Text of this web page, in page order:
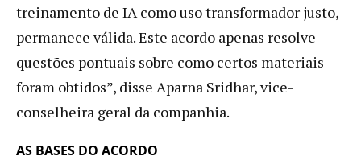
treinamento de IA como uso transformador justo,
permanece válida. Este acordo apenas resolve
questões pontuais sobre como certos materiais
foram obtidos”, disse Aparna Sridhar, vice-
conselheira geral da companhia.
AS BASES DO ACORDO